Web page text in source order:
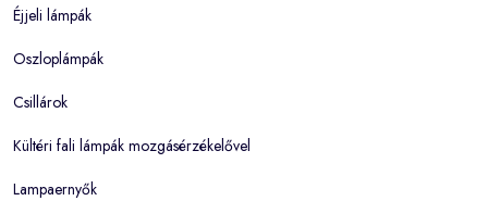
Éjjeli lámpák
Oszloplámpák
Csillárok
Kültéri fali lámpák mozgásérzékelővel
Lampaernyők